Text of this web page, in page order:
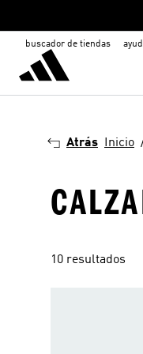
buscador de tiendas
Atrás Inicio
10 resultados